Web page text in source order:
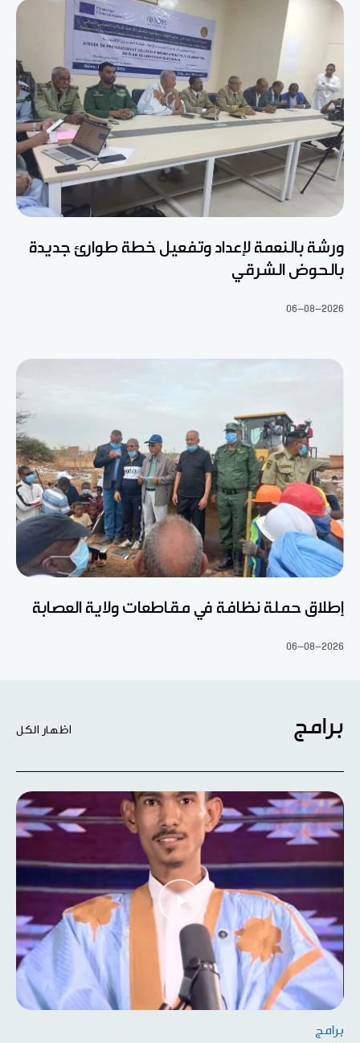
ورشة بالنعمة لإعداد وتفعيل خطة طوارئ جديدة
بالحوض الشرقي
06-08-2026
إطلاق حملة نظافة في مقاطعات ولاية العصابة
06-08-2026
برامج اظهار الكل
برامج